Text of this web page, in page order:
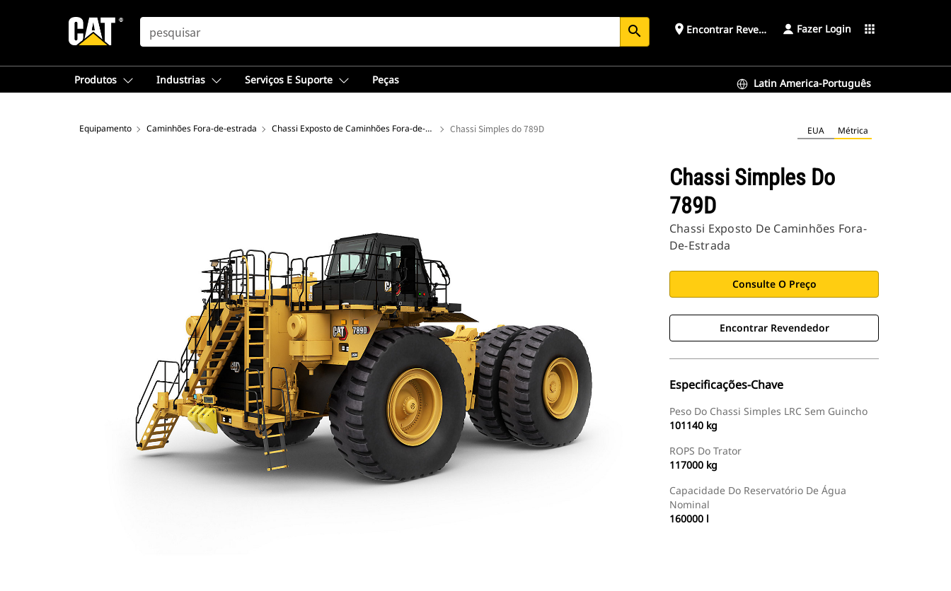
SEARCH search place Encontrar Revendedor Fazer Login apps
Produtos Industrias Serviços E Suporte Peças Latin America-Português
Equipamento Caminhões Fora-de-estrada Chassi Exposto de Caminhões Fora-de-Estrada Chassi Simples do 789D EUA Métrica
Chassi Simples Do
789D
Chassi Exposto De Caminhões Fora-
De-Estrada
Consulte O Preço
Encontrar Revendedor
Especificações-Chave
Peso Do Chassi Simples LRC Sem Guincho
101140 kg
ROPS Do Trator
117000 kg
Capacidade Do Reservatório De Água
Nominal
160000 l